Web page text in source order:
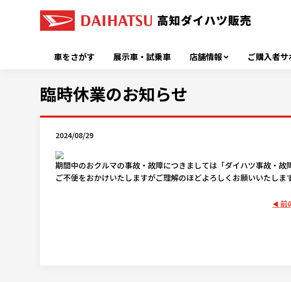
車をさがす 展示車・試乗車 店舗情報 ご購入者サ
臨時休業のお知らせ
2024/08/29
期間中のおクルマの事故・故障につきましては「ダイハツ事故・
ご不便をおかけいたしますがご理解のほどよろしくお願いいたします
前